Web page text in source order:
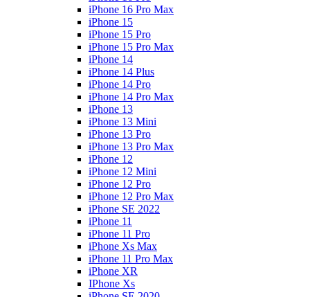
iPhone 16 Pro Max
iPhone 15
iPhone 15 Pro
iPhone 15 Pro Max
iPhone 14
iPhone 14 Plus
iPhone 14 Pro
iPhone 14 Pro Max
iPhone 13
iPhone 13 Mini
iPhone 13 Pro
iPhone 13 Pro Max
iPhone 12
iPhone 12 Mini
iPhone 12 Pro
iPhone 12 Pro Max
iPhone SE 2022
iPhone 11
iPhone 11 Pro
iPhone Xs Max
iPhone 11 Pro Max
iPhone XR
IPhone Xs